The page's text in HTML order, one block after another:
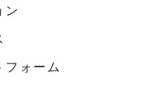
ン
フォーム